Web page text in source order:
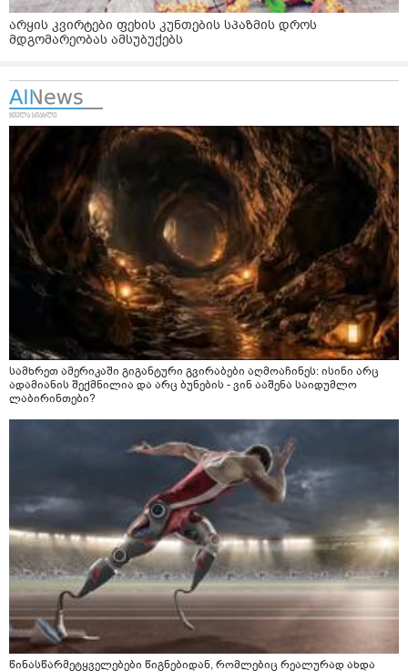
არყის კვირტები ფეხის კუნთების სპაზმის დროს
მდგომარეობას ამსუბუქებს
სამხრეთ ამერიკაში გიგანტური გვირაბები აღმოაჩინეს: ისინი არც
ადამიანის შექმნილია და არც ბუნების - ვინ ააშენა საიდუმლო
ლაბირინთები?
წინასწარმეტყველებები წიგნებიდან, რომლებიც რეალურად ახდა